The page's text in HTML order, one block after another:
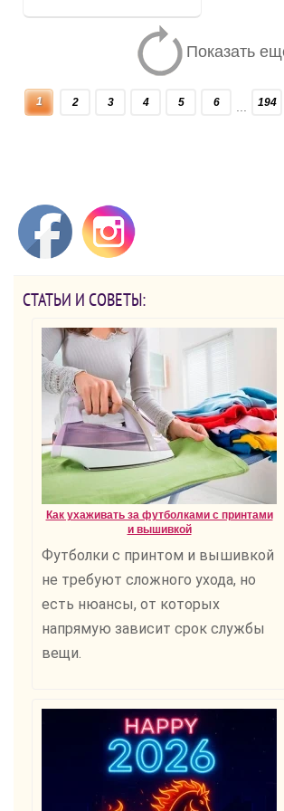
Показать
1 2 3 4 5 6 194
СТАТЬИ И СОВЕТЫ:
Как ухаживать за футболками с принтами
и вышивкой
Футболки с принтом и вышивкой
не требуют сложного ухода, но
есть нюансы, от которых
напрямую зависит срок службы
вещи.